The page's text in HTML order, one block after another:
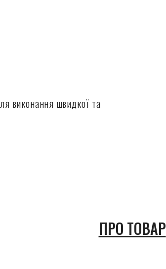
виконання швидкої та
ПРО ТОВАР